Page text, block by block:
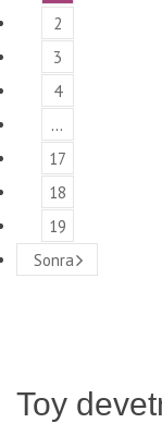
2
3
4
…
17
18
19
Sonra
Toy